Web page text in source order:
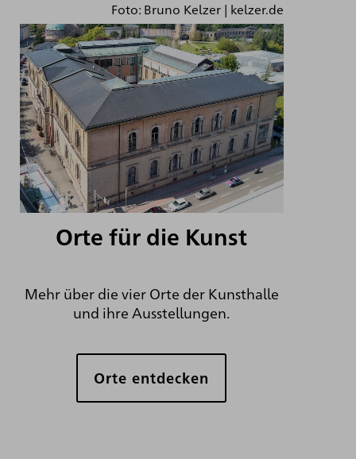
Foto: Bruno Kelzer | kelzer.de
Orte für die Kunst
Mehr über die vier Orte der Kunsthalle
und ihre Ausstellungen.
Orte entdecken